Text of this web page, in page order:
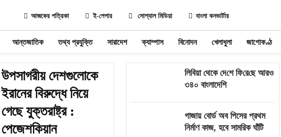
আজকের পত্রিকা ই-পেপার সোশ্যাল মিডিয়া বাংলা কনভার্টার
আন্তজাতিক তথ্য প্রযুক্তি সারাদেশ ক্যাম্পাস বিনোদন খেলাধুলা জাগোকণ্ঠ
উপসাগরীয় দেশগুলোকে
ইরানের বিরুদ্ধে নিয়ে
গেছে যুক্তরাষ্ট্র :
পেজেশকিয়ান
লিবিয়া থেকে দে‌শে ফি‌রে‌ছে আরও
৩৪০ বাংলাদেশি
গাজায় বোর্ড অব পিসের প্রথম
নির্মাণ কাজ, হবে সামরিক ঘাঁটি